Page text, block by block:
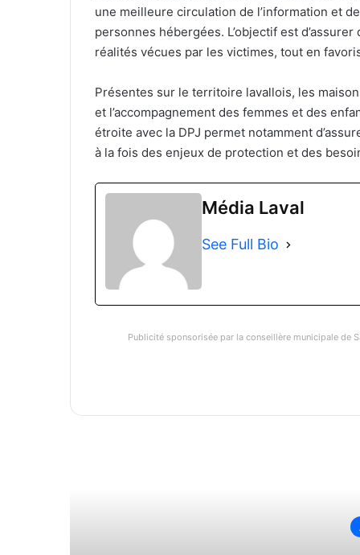
une meilleure circulation de l’information et
personnes hébergées. L’objectif est
réalités vécues par les victimes, tout en
Présentes sur le territoire lavallois, les
et l’accompagnement des femmes et des
étroite avec la DPJ permet notamment
à la fois des enjeux de protection et des
Média Laval
See Full Bio
Publicité sponsorisée par la conseillère municipale de